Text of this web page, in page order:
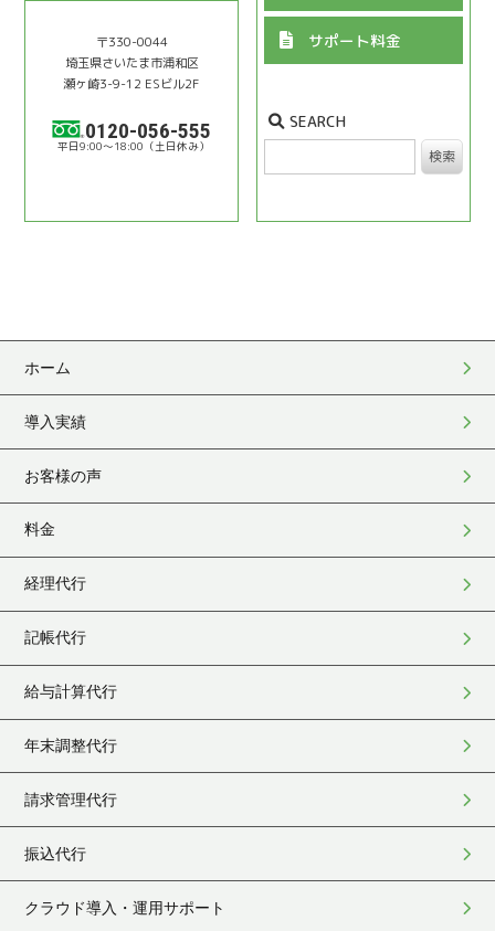
〒330-0044
埼⽟県さいたま市浦和区
瀬ヶ崎3-9-12 ESビル2F
0120-056-555
9:00〜18:00
サポート料金
SEARCH
検索
ホーム
導入実績
お客様の声
料金
経理代行
記帳代行
給与計算代行
年末調整代行
請求管理代行
振込代行
クラウド導入・運用サポート